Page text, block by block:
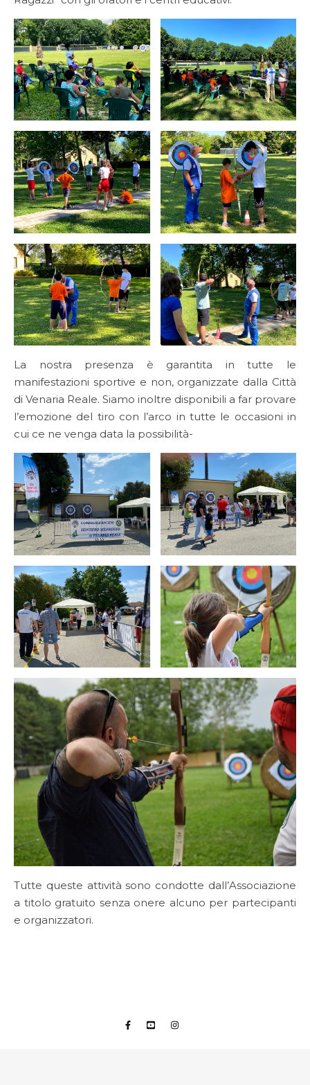
La nostra presenza è garantita in tutte le
manifestazioni sportive e non, organizzate dalla Città
di Venaria Reale. Siamo inoltre disponibili a far provare
l’emozione del tiro con l’arco in tutte le occasioni in
cui ce ne venga data la possibilità-
Tutte queste attività sono condotte dall’Associazione
a titolo gratuito senza onere alcuno per partecipanti
e organizzatori.